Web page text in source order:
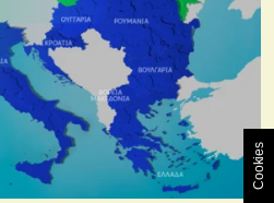
Cookies